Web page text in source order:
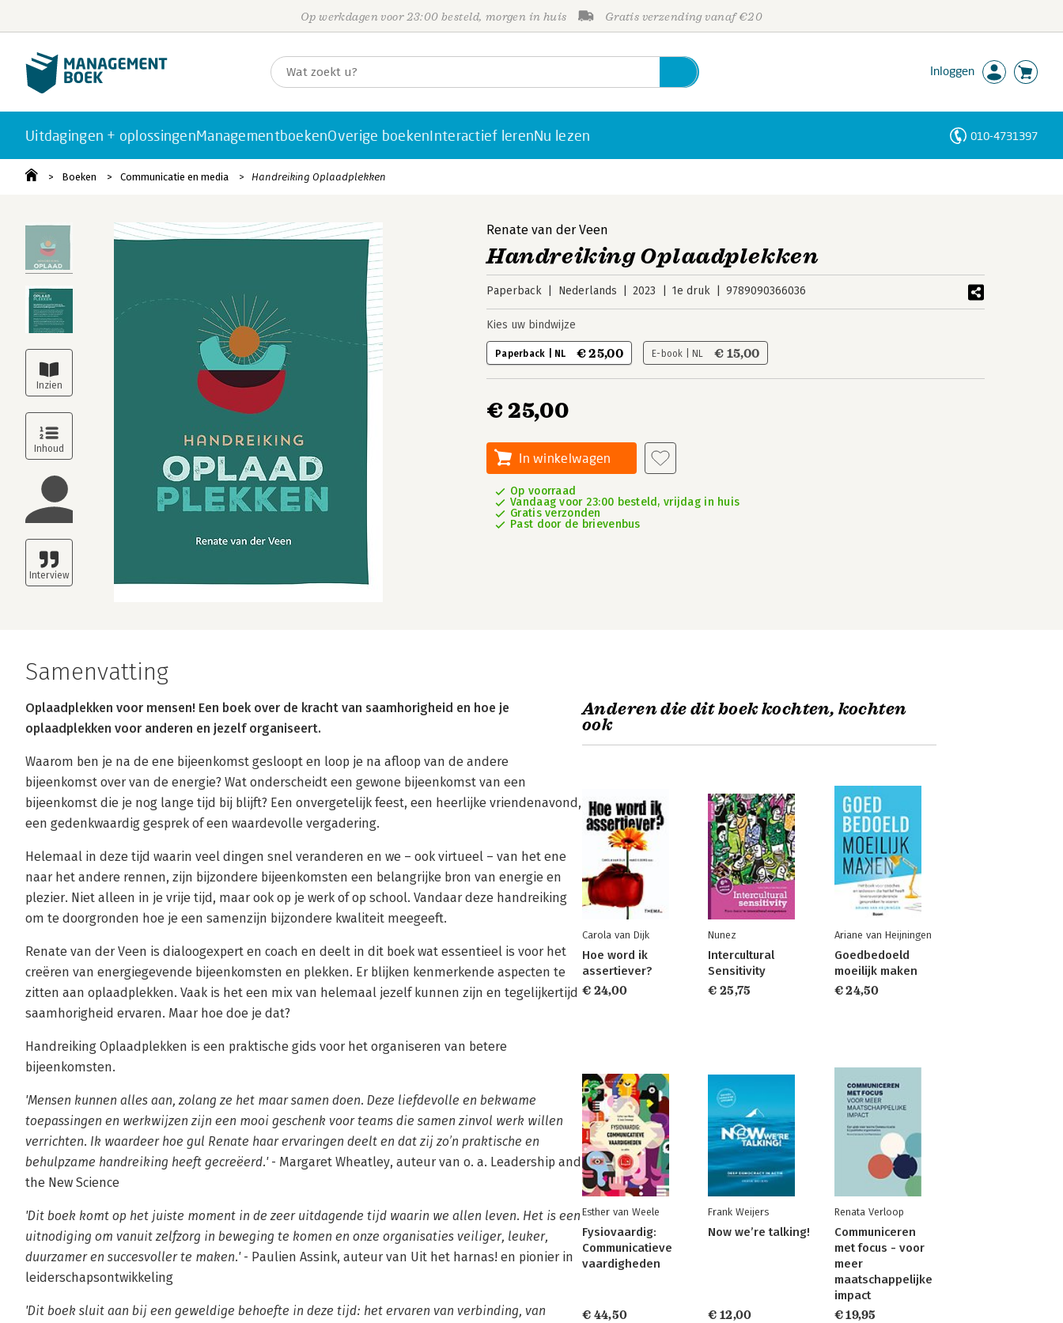
Op werkdagen voor 23:00 besteld, morgen in huis Gratis verzending vanaf €20
Inloggen
Uitdagingen + oplossingenManagementboekenOverige boekenInteractief lerenNu lezen 010-4731397
Boeken Communicatie en media Handreiking Oplaadplekken
Renate van der Veen
Handreiking Oplaadplekken
Paperback Nederlands 2023 1e druk 9789090366036
Kies uw bindwijze
Paperback | NL € 25,00 E-book | NL € 15,00
€ 25,00
In winkelwagen
Op voorraad
Vandaag voor 23:00 besteld, vrijdag in huis
Gratis verzonden
Past door de brievenbus
Samenvatting
Oplaadplekken voor mensen! Een boek over de kracht van saamhorigheid en hoe je
oplaadplekken voor anderen en jezelf organiseert.
Waarom ben je na de ene bijeenkomst gesloopt en loop je na afloop van de andere
bijeenkomst over van de energie? Wat onderscheidt een gewone bijeenkomst van een
bijeenkomst die je nog lange tijd bij blijft? Een onvergetelijk feest, een heerlijke vriendenavond,
een gedenkwaardig gesprek of een waardevolle vergadering.
Helemaal in deze tijd waarin veel dingen snel veranderen en we – ook virtueel – van het ene
naar het andere rennen, zijn bijzondere bijeenkomsten een belangrijke bron van energie en
plezier. Niet alleen in je vrije tijd, maar ook op je werk of op school. Vandaar deze handreiking
om te doorgronden hoe je een samenzijn bijzondere kwaliteit meegeeft.
Renate van der Veen is dialoogexpert en coach en deelt in dit boek wat essentieel is voor het
creëren van energiegevende bijeenkomsten en plekken. Er blijken kenmerkende aspecten te
zitten aan oplaadplekken. Vaak is het een mix van helemaal jezelf kunnen zijn en tegelijkertijd
saamhorigheid ervaren. Maar hoe doe je dat?
Handreiking Oplaadplekken is een praktische gids voor het organiseren van betere
bijeenkomsten.
'Mensen kunnen alles aan, zolang ze het maar samen doen. Deze liefdevolle en bekwame
toepassingen en werkwijzen zijn een mooi geschenk voor teams die samen zinvol werk willen
verrichten. Ik waardeer hoe gul Renate haar ervaringen deelt en dat zij zo’n praktische en
behulpzame handreiking heeft gecreëerd.'- Margaret Wheatley, auteur van o. a. Leadership and
the New Science
'Dit boek komt op het juiste moment in de zeer uitdagende tijd waarin we allen leven. Het is een
uitnodiging om vanuit zelfzorg in beweging te komen en onze organisaties veiliger, leuker,
duurzamer en succesvoller te maken.'- Paulien Assink, auteur van Uit het harnas! en pionier in
leiderschapsontwikkeling
'Dit boek sluit aan bij een geweldige behoefte in deze tijd: het ervaren van verbinding, van
Anderen die dit boek kochten, kochten
ook
Carola van Dijk
Hoe word ik
assertiever?
€ 24,00
Nunez
Intercultural
Sensitivity
€ 25,75
Ariane van Heijningen
Goedbedoeld
moeilijk maken
€ 24,50
Esther van Weele
Fysiovaardig:
Communicatieve
vaardigheden
€ 44,50
Frank Weijers
Now we’re talking!
€ 12,00
Renata Verloop
Communiceren
met focus - voor
meer
maatschappelijke
impact
€ 19,95
Personen